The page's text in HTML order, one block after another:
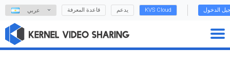
عربي قاعدة المعرفة يدعم KVS Cloud الدخول